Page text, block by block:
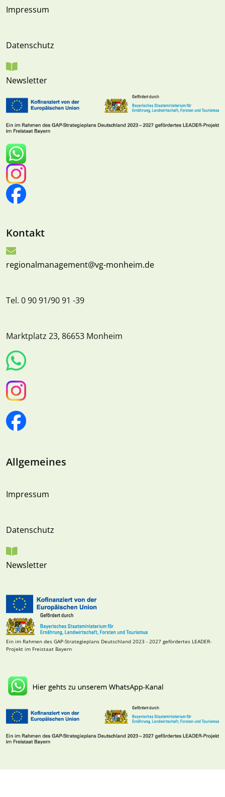
Impressum
Datenschutz
Newsletter
Kontakt
regionalmanagement@vg-monheim.de
Tel. 0 90 91/90 91 -39
Marktplatz 23, 86653 Monheim
Allgemeines
Impressum
Datenschutz
Newsletter
Ein im Rahmen des GAP-Strategieplans Deutschland 2023 - 2027 gefördertes LEADER-
Projekt im Freistaat Bayern